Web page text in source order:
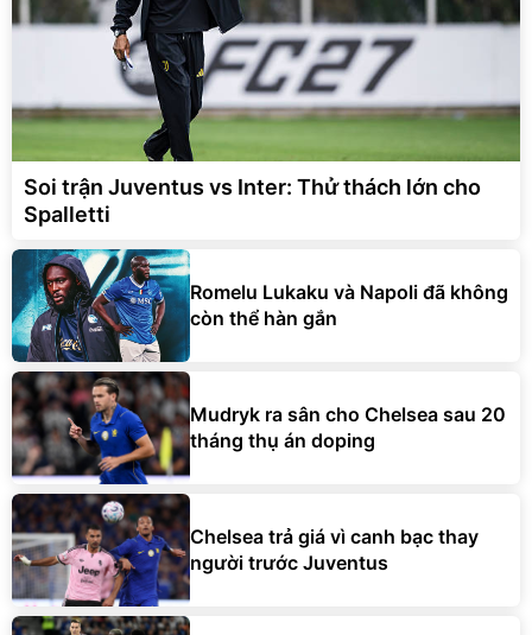
Soi trận Juventus vs Inter: Thử thách lớn cho
Spalletti
Romelu Lukaku và Napoli đã không
còn thể hàn gắn
Mudryk ra sân cho Chelsea sau 20
tháng thụ án doping
Chelsea trả giá vì canh bạc thay
người trước Juventus